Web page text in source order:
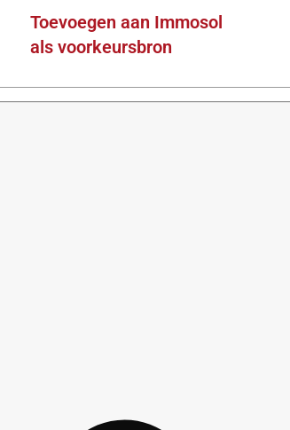
Toevoegen aan Immosol
als voorkeursbron